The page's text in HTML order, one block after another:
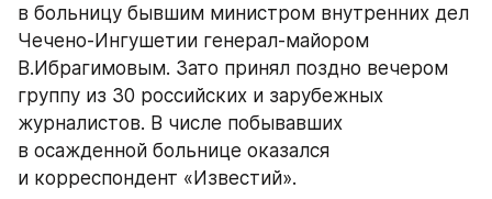
в больницу бывшим министром внутренних дел
Чечено-Ингушетии генерал-майором
В.Ибрагимовым. Зато принял поздно вечером
группу из 30 российских и зарубежных
журналистов. В числе побывавших
в осажденной больнице оказался
и корреспондент «Известий».